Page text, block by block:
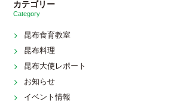
カテゴリー
Category
昆布食育教室
昆布料理
昆布大使レポート
お知らせ
イベント情報